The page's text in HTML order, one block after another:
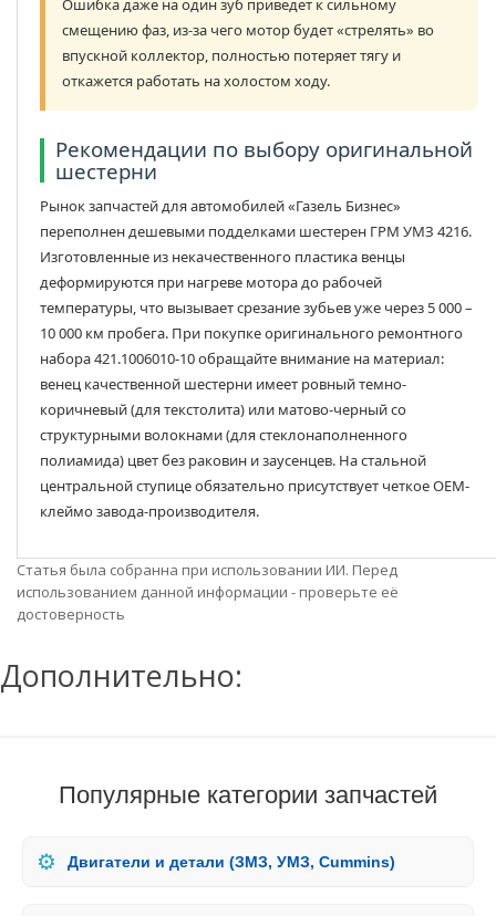
Ошибка даже на один зуб приведет к сильному
смещению фаз, из-за чего мотор будет «стрелять» во
впускной коллектор, полностью потеряет тягу и
откажется работать на холостом ходу.
Рекомендации по выбору оригинальной
шестерни
Рынок запчастей для автомобилей «Газель Бизнес»
переполнен дешевыми подделками шестерен ГРМ УМЗ 4216.
Изготовленные из некачественного пластика венцы
деформируются при нагреве мотора до рабочей
температуры, что вызывает срезание зубьев уже через 5 000 –
10 000 км пробега. При покупке оригинального ремонтного
набора 421.1006010-10 обращайте внимание на материал:
венец качественной шестерни имеет ровный темно-
коричневый (для текстолита) или матово-черный со
структурными волокнами (для стеклонаполненного
полиамида) цвет без раковин и заусенцев. На стальной
центральной ступице обязательно присутствует четкое ОЕМ-
клеймо завода-производителя.
Статья была собранна при использовании ИИ. Перед
использованием данной информации - проверьте её
достоверность
Дополнительно:
Популярные категории запчастей
⚙️ Двигатели и детали (ЗМЗ, УМЗ, Cummins)